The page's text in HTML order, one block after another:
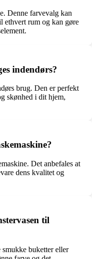
Denne farvevalg kan
ethvert rum og kan gøre
indendørs?
brug. Den er perfekt
skønhed i dit hjem,
Det anbefales at
dens kvalitet og
til
smukke buketter eller